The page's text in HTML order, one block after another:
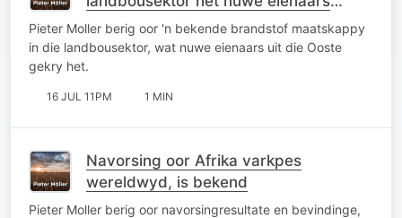
gekry
Pieter Moller berig oor 'n bekende brandstof maatskappy
in die landbousektor, wat nuwe eienaars uit die Ooste
gekry het.
16 JUL 11PM 1 MIN
Navorsing oor Afrika varkpes
wereldwyd, is bekend
Pieter Moller berig oor navorsingresultate en bevindinge,